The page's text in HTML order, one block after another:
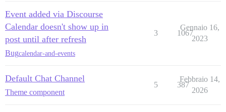
Event added via Discourse
Calendar doesn't show up in
post until after refresh
Bugcalendar-and-events
3 1067
Gennaio 16,
2023
Default Chat Channel
Theme component
5 387
Febbraio 14,
2026